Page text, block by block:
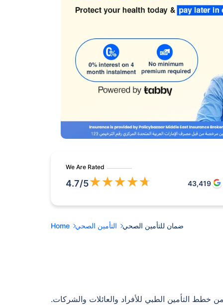
We Are Rated
4.7/5★★★★★ 43,419
Home التأمين الصحي ضمان للتأمين الصحي
التأمين الطبي للأفراد والعائلات والشركات.